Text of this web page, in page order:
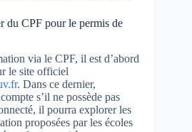
du CPF pour le permis de
via le CPF, il est d’abord
le site officiel
. Dans ce dernier,
s’il ne possède pas
il pourra explorer les
proposées par les écoles